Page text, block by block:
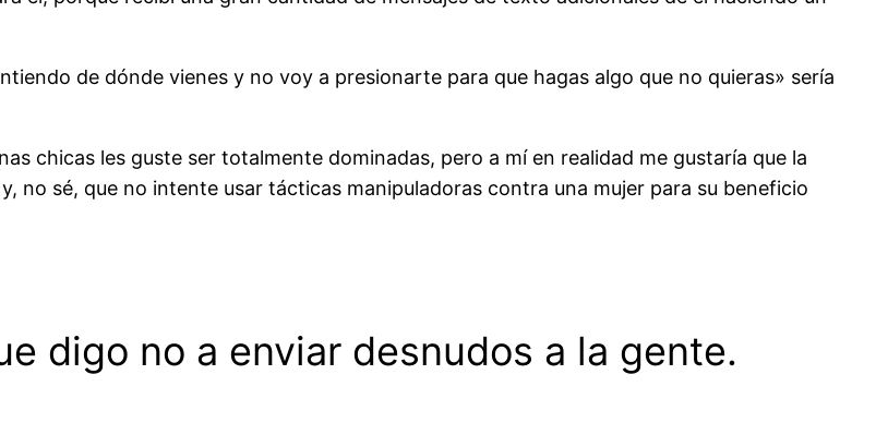
de dónde vienes y no voy a presionarte para que hagas algo que no quieras» sería
chicas les guste ser totalmente dominadas, pero a mí en realidad me gustaría que la
no sé, que no intente usar tácticas manipuladoras contra una mujer para su beneficio
digo no a enviar desnudos a la gente.